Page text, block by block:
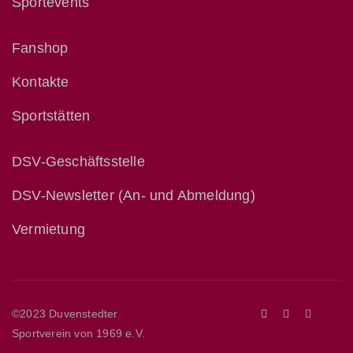
Fanshop
Kontakte
Sportstätten
DSV-Geschäftsstelle
DSV-Newsletter (An- und Abmeldung)
Vermietung
©2023 Duvenstedter
Sportverein von 1969 e.V.